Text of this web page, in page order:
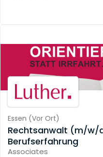
Essen (Vor Ort)
Rechtsanwalt (m/w/
Berufserfahrung
Associates